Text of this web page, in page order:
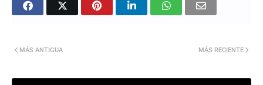
MÁS RECIENTE
MÁS ANTIGUA